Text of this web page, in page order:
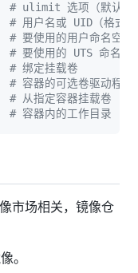
# ulimit 选项（默认
# 用户名或 UID（格式
# 要使用的用户命名空间
# 要使用的 UTS 命名空
# 绑定挂载卷
# 容器的可选卷驱动程序
# 从指定容器挂载卷
# 容器内的工作目录
市场相关，镜像仓
。